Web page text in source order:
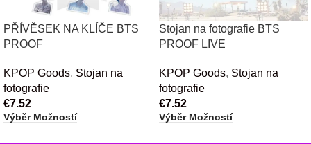
PŘÍVĚSEK NA KLÍČE BTS
PROOF
KPOP Goods, Stojan na
fotografie
€7.52
Výběr Možností
Stojan na fotografie BTS
PROOF LIVE
KPOP Goods, Stojan na
fotografie
€7.52
Výběr Možností